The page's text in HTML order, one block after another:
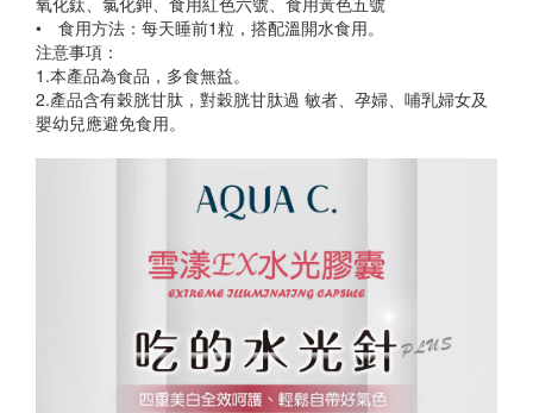
• 食用方法：每天睡前1粒，搭配溫開水食用。
注意事項：
1.本產品為食品，多食無益。
2.產品含有穀胱甘肽，對穀胱甘肽過 敏者、孕婦、哺乳婦女及
嬰幼兒應避免食用。